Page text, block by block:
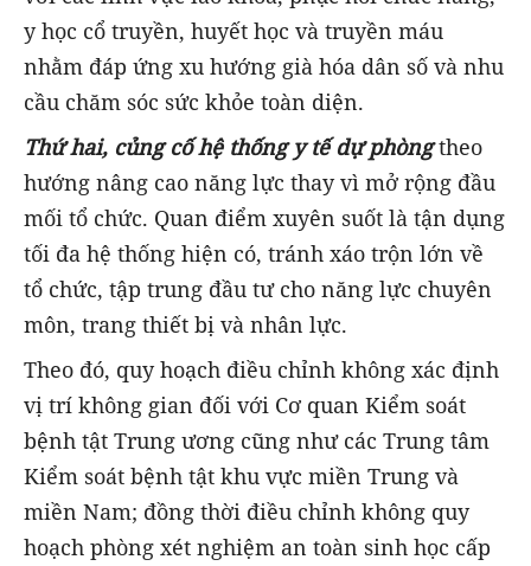
y học cổ truyền, huyết học và truyền máu
nhằm đáp ứng xu hướng già hóa dân số và nhu
cầu chăm sóc sức khỏe toàn diện.
Thứ hai, củng cố hệ thống y tế dự phòngtheo
hướng nâng cao năng lực thay vì mở rộng đầu
mối tổ chức. Quan điểm xuyên suốt là tận dụng
tối đa hệ thống hiện có, tránh xáo trộn lớn về
tổ chức, tập trung đầu tư cho năng lực chuyên
môn, trang thiết bị và nhân lực.
Theo đó, quy hoạch điều chỉnh không xác định
vị trí không gian đối với Cơ quan Kiểm soát
bệnh tật Trung ương cũng như các Trung tâm
Kiểm soát bệnh tật khu vực miền Trung và
miền Nam; đồng thời điều chỉnh không quy
hoạch phòng xét nghiệm an toàn sinh học cấp